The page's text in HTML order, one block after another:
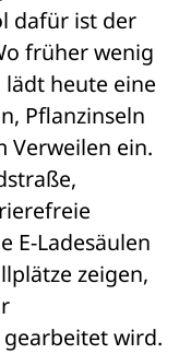
dafür ist der
früher wenig
heute eine
Pflanzinseln
Verweilen ein.
E-Ladesäulen
zeigen,
wird.